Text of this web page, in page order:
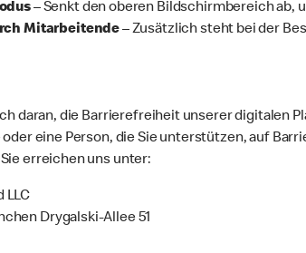
– Senkt den oberen Bildschirmbereich ab,
Mitarbeitende– Zusätzlich steht bei der
daran, die Barrierefreiheit unserer digitalen
eine Person, die Sie unterstützen, auf
erreichen uns unter:
LLC
Drygalski-Allee 51